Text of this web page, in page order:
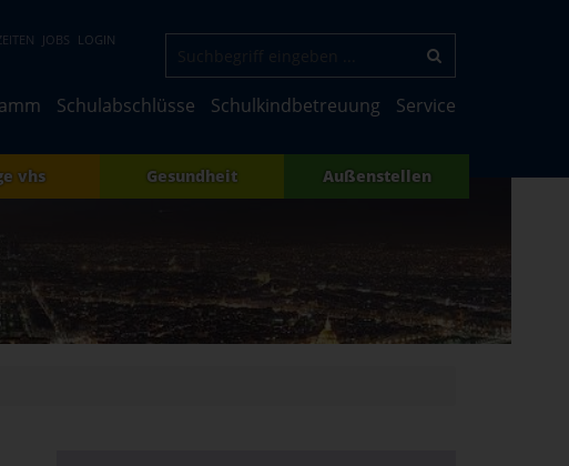
JOBS LOGIN
Schulabschlüsse Schulkindbetreuung Service
vhs Gesundheit Außenstellen